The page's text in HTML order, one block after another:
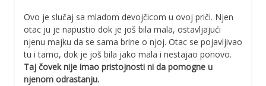
Ovo je slučaj sa mladom devojčicom u ovoj priči. Njen
otac ju je napustio dok je još bila mala, ostavljajući
njenu majku da se sama brine o njoj. Otac se pojavljivao
tu i tamo, dok je još bila jako mala i nestajao ponovo.
Taj čovek nije imao pristojnosti ni da pomogne u
njenom odrastanju.